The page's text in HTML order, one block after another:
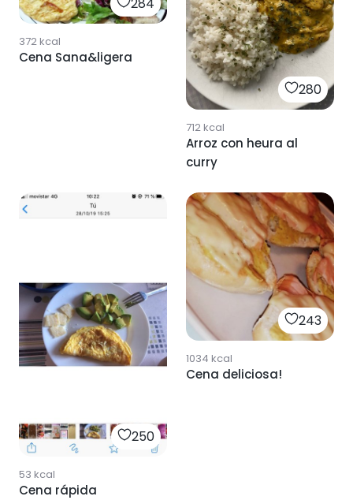
372kcal
Cena Sana&ligera
280
712kcal
Arroz con heura al
curry
250
53 kcal
Cena rápida
243
1034 kcal
Cena deliciosa!